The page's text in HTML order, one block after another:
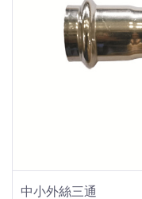
中小外絲三通